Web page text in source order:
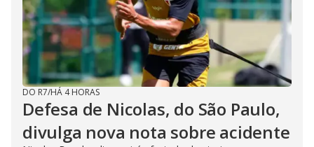
DO R7/HÁ 4 HORAS
Defesa de Nicolas, do São Paulo,
divulga nova nota sobre acidente